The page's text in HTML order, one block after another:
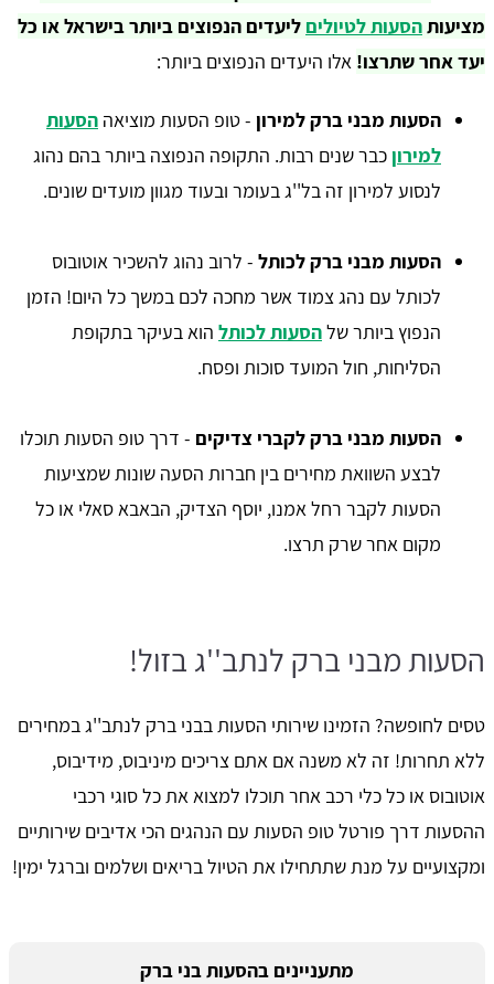
מציעותהסעות לטיולים ליעדים הנפוצים ביותר בישראל או כל
יעד אחר שתרצו! אלו היעדים הנפוצים ביותר:
הסעות מבני ברק למירון - טופ הסעות מוציאה הסעות
למירון כבר שנים רבות. התקופה הנפוצה ביותר בהם נהוג
לנסוע למירון זה בל''ג בעומר ובעוד מגוון מועדים שונים.
הסעות מבני ברק לכותל - לרוב נהוג להשכיר אוטובוס
לכותל עם נהג צמוד אשר מחכה לכם במשך כל היום! הזמן
הנפוץ ביותר שלהסעות לכותל הוא בעיקר בתקופת
הסליחות, חול המועד סוכות ופסח.
הסעות מבני ברק לקברי צדיקים - דרך טופ הסעות תוכלו
לבצע השוואת מחירים בין חברות הסעה שונות שמציעות
הסעות לקבר רחל אמנו, יוסף הצדיק, הבאבא סאלי או כל
מקום אחר שרק תרצו.
הסעות מבני ברק לנתב''ג בזול!
טסים לחופשה? הזמינו שירותי הסעות בבני ברק לנתב''ג במחירים
ללא תחרות! זה לא משנה אם אתם צריכים מיניבוס, מידיבוס,
אוטובוס או כל כלי רכב אחר תוכלו למצוא את כל סוגי רכבי
ההסעות דרך פורטל טופ הסעות עם הנהגים הכי אדיבים שירותיים
ומקצועיים על מנת שתתחילו את הטיול בריאים ושלמים וברגל ימין!
מתעניינים בהסעות בני ברק